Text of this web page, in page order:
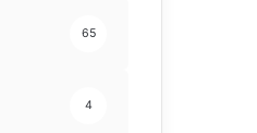
65
4